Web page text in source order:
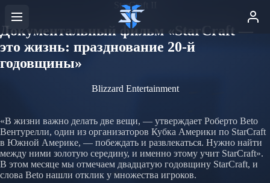
StarCraft II
Документальный фильм «StarCraft —
это жизнь: празднование 20-й
годовщины»
Blizzard Entertainment
«В жизни важно делать две вещи, — утверждает Роберто Beto
Вентурелли, один из организаторов Кубка Америки по StarCraft
в Южной Америке, — побеждать и развлекаться. Нужно найти
между ними золотую середину, и именно этому учит StarCraft».
В этом месяце мы отмечаем двадцатую годовщину StarCraft, и
слова Beto нашли отклик у множества игроков.